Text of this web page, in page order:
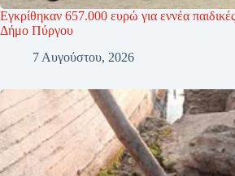
Εγκρίθηκαν 657.000 ευρώ για εννέα
Δήμο Πύργου
7 Αυγούστου, 2026